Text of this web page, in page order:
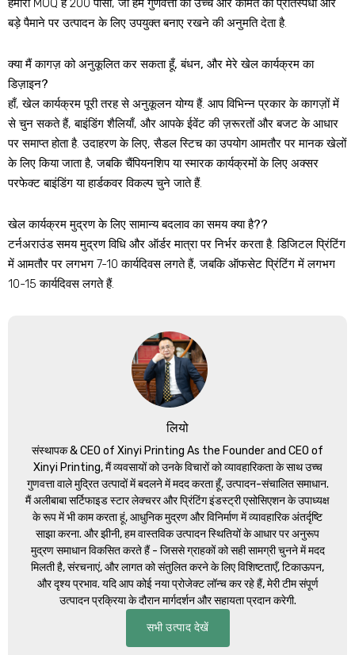
हमारा MOQ है 200 पीसी, जो हमें गुणवत्ता को उच्च और कीमत को प्रतिस्पर्धी और
बड़े पैमाने पर उत्पादन के लिए उपयुक्त बनाए रखने की अनुमति देता है.
क्या मैं कागज़ को अनुकूलित कर सकता हूँ, बंधन, और मेरे खेल कार्यक्रम का
डिज़ाइन?
हाँ, खेल कार्यक्रम पूरी तरह से अनुकूलन योग्य हैं. आप विभिन्न प्रकार के कागज़ों में
से चुन सकते हैं, बाइंडिंग शैलियाँ, और आपके ईवेंट की ज़रूरतों और बजट के आधार
पर समाप्त होता है. उदाहरण के लिए, सैडल स्टिच का उपयोग आमतौर पर मानक खेलों
के लिए किया जाता है, जबकि चैंपियनशिप या स्मारक कार्यक्रमों के लिए अक्सर
परफेक्ट बाइंडिंग या हार्डकवर विकल्प चुने जाते हैं.
खेल कार्यक्रम मुद्रण के लिए सामान्य बदलाव का समय क्या है??
टर्नअराउंड समय मुद्रण विधि और ऑर्डर मात्रा पर निर्भर करता है. डिजिटल प्रिंटिंग
में आमतौर पर लगभग 7-10 कार्यदिवस लगते हैं, जबकि ऑफसेट प्रिंटिंग में लगभग
10-15 कार्यदिवस लगते हैं.
लियो
संस्थापक &CEO of Xinyi Printing As the Founder and CEO of
Xinyi Printing, मैं व्यवसायों को उनके विचारों को व्यावहारिकता के साथ उच्च
गुणवत्ता वाले मुद्रित उत्पादों में बदलने में मदद करता हूँ, उत्पादन-संचालित समाधान.
मैं अलीबाबा सर्टिफाइड स्टार लेक्चरर और प्रिंटिंग इंडस्ट्री एसोसिएशन के उपाध्यक्ष
के रूप में भी काम करता हूं, आधुनिक मुद्रण और विनिर्माण में व्यावहारिक अंतर्दृष्टि
साझा करना. और झीनी, हम वास्तविक उत्पादन स्थितियों के आधार पर अनुरूप
मुद्रण समाधान विकसित करते हैं - जिससे ग्राहकों को सही सामग्री चुनने में मदद
मिलती है, संरचनाएं, और लागत को संतुलित करने के लिए विशिष्टताएँ, टिकाऊपन,
और दृश्य प्रभाव. यदि आप कोई नया प्रोजेक्ट लॉन्च कर रहे हैं, मेरी टीम संपूर्ण
उत्पादन प्रक्रिया के दौरान मार्गदर्शन और सहायता प्रदान करेगी.
सभी उत्पाद देखें